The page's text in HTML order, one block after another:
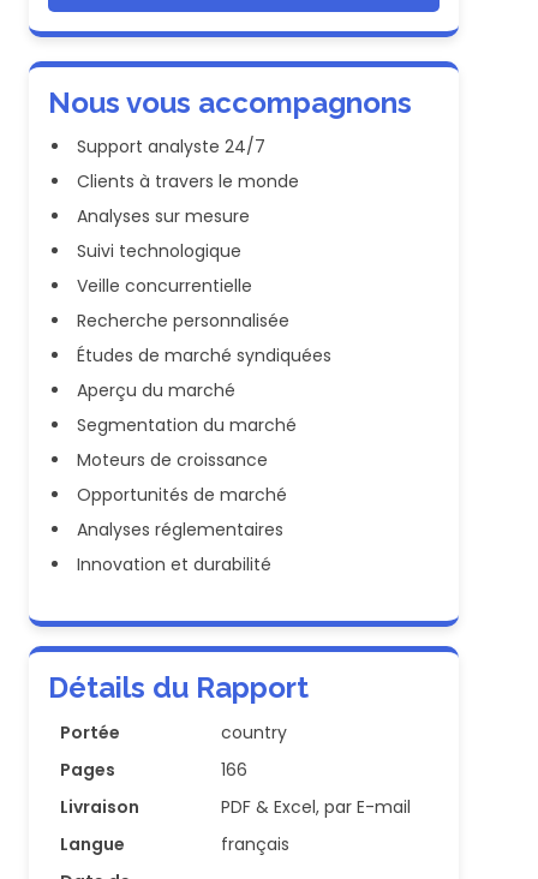
Nous vous accompagnons
Support analyste 24/7
Clients à travers le monde
Analyses sur mesure
Suivi technologique
Veille concurrentielle
Recherche personnalisée
Études de marché syndiquées
Aperçu du marché
Segmentation du marché
Moteurs de croissance
Opportunités de marché
Analyses réglementaires
Innovation et durabilité
Détails du Rapport
Portée
country
Pages
166
Livraison
PDF & Excel, par E-mail
Langue
français